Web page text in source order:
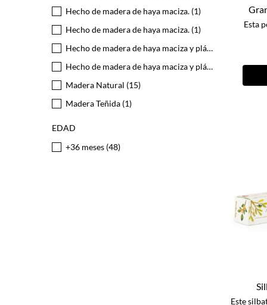
Hecho de madera de haya maciza. (1)
Hecho de madera de haya maciza. (1)
Hecho de madera de haya maciza y plástico ABS.
Hecho de madera de haya maciza y plástico ABS.
(1)
Madera Natural (15)
Madera Teñida (1)
EDAD
+36 meses (48)
Esta
Este